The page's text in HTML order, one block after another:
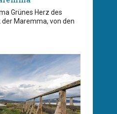
Grünes Herz des
Maremma, von den